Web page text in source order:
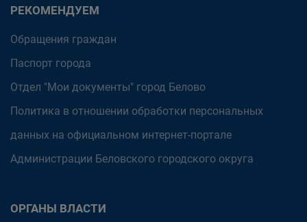
РЕКОМЕНДУЕМ
Обращения граждан
Паспорт города
Отдел "Мои документы" город Белово
Политика в отношении обработки персональных
данных на официальном интернет-портале
Администрации Беловского городского округа
ОРГАНЫ ВЛАСТИ